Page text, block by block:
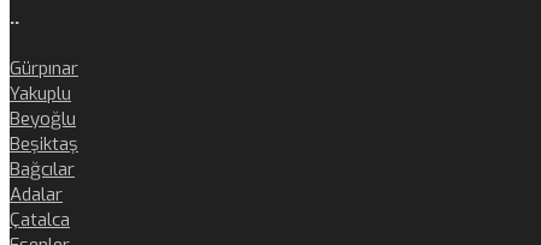
..
Gürpınar
Yakuplu
Beyoğlu
Beşiktaş
Bağcılar
Adalar
Çatalca